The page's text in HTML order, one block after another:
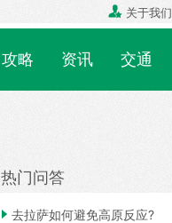
 关于我们
攻略 资讯 交通
热门问答
 去拉萨如何避免高原反应?